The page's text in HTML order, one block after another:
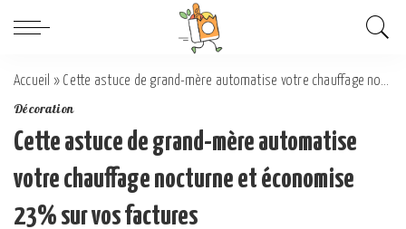
Accueil » Cette astuce de grand-mère automatise votre chauffage nocturne et économise 23% sur vos factures
Décoration
Cette astuce de grand-mère automatise
votre chauffage nocturne et économise
23% sur vos factures